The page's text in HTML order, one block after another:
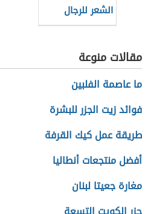
الشعر للرجال
بسرعة
مقالات منوعة
ما عاصمة الفلبين
فوائد زيت الجزر للبشرة
طريقة عمل كيك القرفة
أفضل منتجعات أنطاليا
مغارة جعيتا لبنان